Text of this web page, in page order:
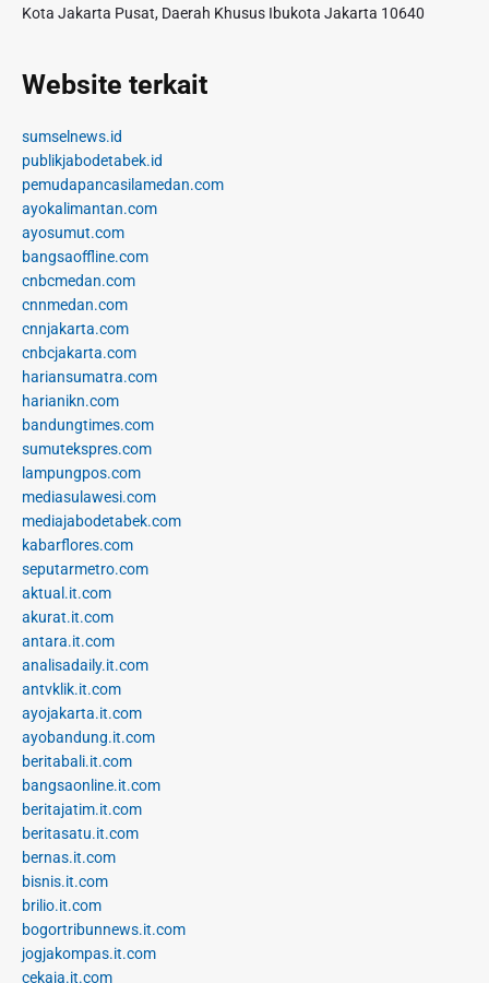
Kota Jakarta Pusat, Daerah Khusus Ibukota Jakarta 10640
Website terkait
sumselnews.id
publikjabodetabek.id
pemudapancasilamedan.com
ayokalimantan.com
ayosumut.com
bangsaoffline.com
cnbcmedan.com
cnnmedan.com
cnnjakarta.com
cnbcjakarta.com
hariansumatra.com
harianikn.com
bandungtimes.com
sumutekspres.com
lampungpos.com
mediasulawesi.com
mediajabodetabek.com
kabarflores.com
seputarmetro.com
aktual.it.com
akurat.it.com
antara.it.com
analisadaily.it.com
antvklik.it.com
ayojakarta.it.com
ayobandung.it.com
beritabali.it.com
bangsaonline.it.com
beritajatim.it.com
beritasatu.it.com
bernas.it.com
bisnis.it.com
brilio.it.com
bogortribunnews.it.com
jogjakompas.it.com
cekaja.it.com